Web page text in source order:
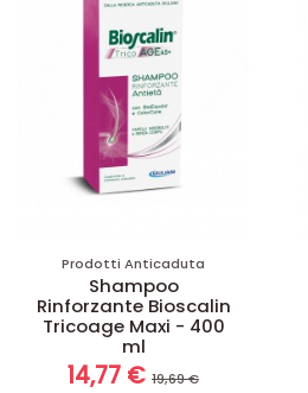
Prodotti Anticaduta
Shampoo
Rinforzante Bioscalin
Tricoage Maxi - 400
ml
14,77 € 19,69 €